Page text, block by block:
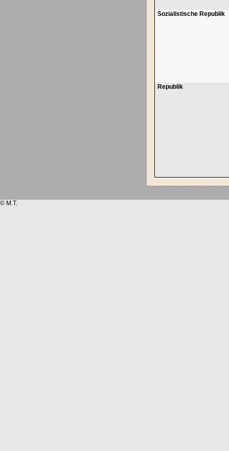
Sozialistische Republik
Republik
© M.T.